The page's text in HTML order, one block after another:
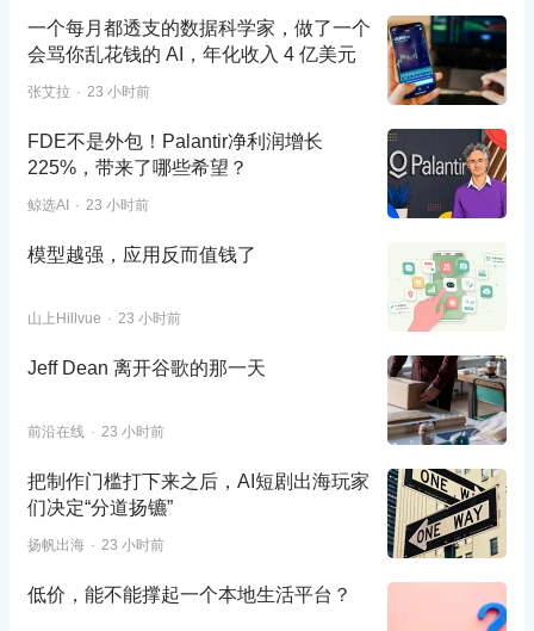
一个每月都透支的数据科学家，做了一个
会骂你乱花钱的 AI，年化收入 4 亿美元
张艾拉 23 小时前
FDE不是外包！Palantir净利润增长
225%，带来了哪些希望？
鲸选AI 23 小时前
模型越强，应用反而值钱了
山上Hillvue 23 小时前
Jeff Dean 离开谷歌的那一天
前沿在线 23 小时前
把制作门槛打下来之后，AI短剧出海玩家
们决定“分道扬镳”
扬帆出海 23 小时前
低价，能不能撑起一个本地生活平台？